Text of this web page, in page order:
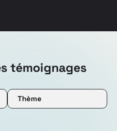
témoignages
Thème